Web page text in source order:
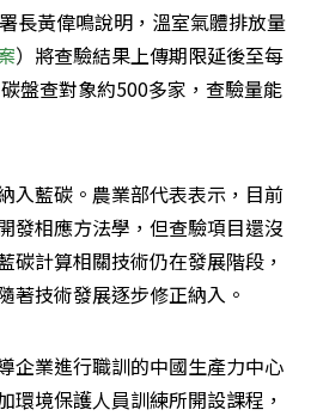
長黃偉鳴說明，溫室氣體排放量
）將查驗結果上傳期限延後至每
盤查對象約500多家，查驗量能
入藍碳。農業部代表表示，目前
發相應方法學，但查驗項目還沒
碳計算相關技術仍在發展階段，
著技術發展逐步修正納入。
企業進行職訓的中國生產力中心
環境保護人員訓練所開設課程，